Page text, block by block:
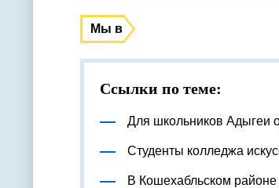
Мы в
Ссылки по теме:
Для школьников Адыгеи
Студенты колледжа
В Кошехабльском